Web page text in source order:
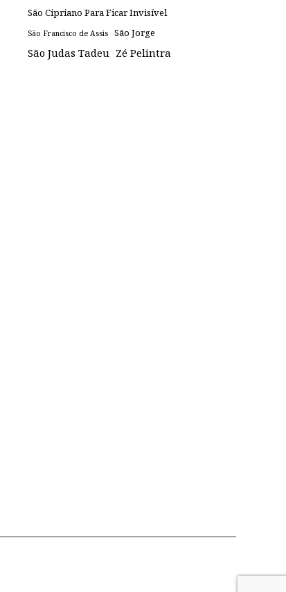
São Cipriano Para Ficar Invisível
São Francisco de Assis São Jorge
São Judas Tadeu Zé Pelintra